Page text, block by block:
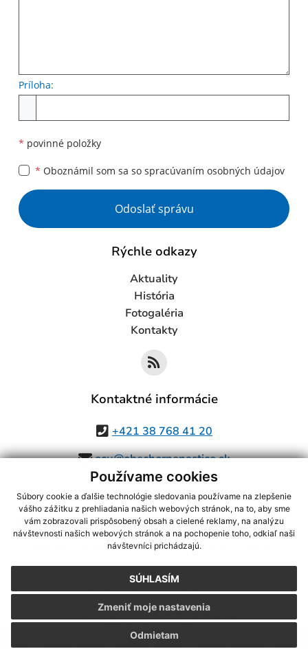
Používame cookies
Súbory cookie a ďalšie technológie sledovania používame na zlepšenie
vášho zážitku z prehliadania našich webových stránok, na to, aby sme
vám zobrazovali prispôsobený obsah a cielené reklamy, na analýzu
návštevnosti našich webových stránok a na pochopenie toho, odkiaľ naši
návštevníci prichádzajú.
SÚHLASÍM
Odmietam
Zmeniť moje nastavenia
Príloha:
* povinné položky
* Oboznámil som sa so spracúvaním osobných údajov
Google reCaptcha Response
Odoslať správu
Rýchle odkazy
Aktuality
História
Fotogaléria
Kontakty
Kontaktné informácie
+421 38 768 41 20
ocu@obechornenastice.sk
využite možnosť získavania aktuálnych informácií s využitím RSS
CMS systém (redakčný) systém ECHELON 2,Mapa stránok,web portál
webex.digital, s.r.o.,domény,registrácia domény
Posledná aktualizácia:05.08.2026
Vytlačiť stránku|Vyhlásenie o prístupnosti